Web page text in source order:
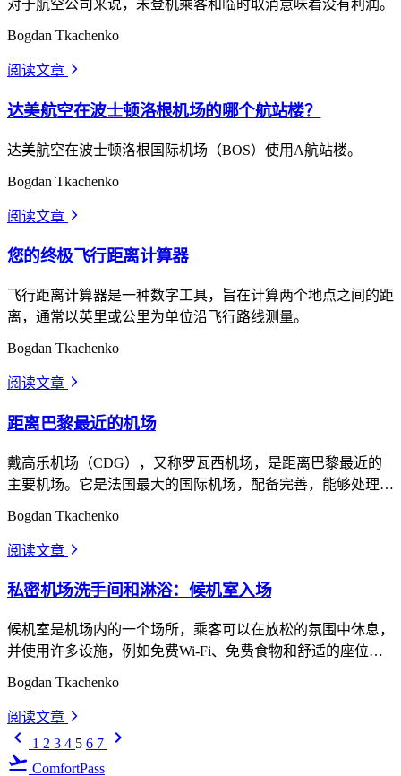
对于航空公司来说，未登机乘客和临时取消意味着没有利润。
Bogdan Tkachenko
阅读文章 arrow_forward_ios
达美航空在波士顿洛根机场的哪个航站楼？
达美航空在波士顿洛根国际机场（BOS）使用A航站楼。
Bogdan Tkachenko
阅读文章 arrow_forward_ios
您的终极飞行距离计算器
飞行距离计算器是一种数字工具，旨在计算两个地点之间的距
离，通常以英里或公里为单位沿飞行路线测量。
Bogdan Tkachenko
阅读文章 arrow_forward_ios
距离巴黎最近的机场
戴高乐机场（CDG），又称罗瓦西机场，是距离巴黎最近的
主要机场。它是法国最大的国际机场，配备完善，能够处理每
向约25公里（15.5英里处）
Bogdan Tkachenko
阅读文章 arrow_forward_ios
私密机场洗手间和淋浴：候机室入场
候机室是机场内的一个场所，乘客可以在放松的氛围中休息，
并使用许多设施，例如免费Wi-Fi、免费食物和舒适的座位。
和VIP候机室。
Bogdan Tkachenko
阅读文章 arrow_forward_ios
keyboard_arrow_left 1 2 3 4 5 6 7
keyboard_arrow_right
flight_takeoff ComfortPass